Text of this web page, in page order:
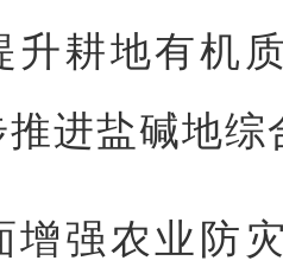
升耕地有机
进盐碱地综
增强农业防